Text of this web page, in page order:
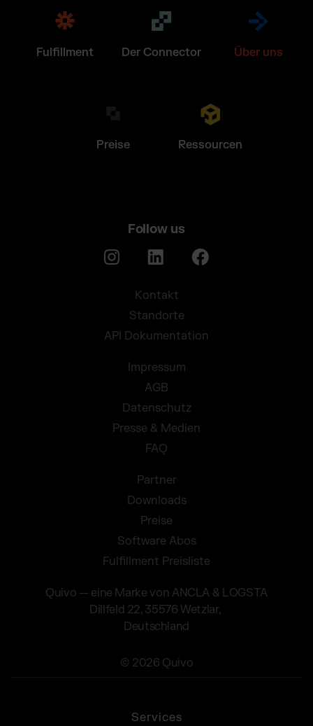
Fulfillment Der Connector Über uns
Preise Ressourcen
Follow us
Kontakt
Standorte
API Dokumentation
Impressum
AGB
Datenschutz
Presse & Medien
FAQ
Partner
Downloads
Preise
Software Abos
Fulfillment Preisliste
Quivo — eine Marke von ANCLA & LOGSTA
Dillfeld 22, 35576 Wetzlar,
Deutschland
© 2026 Quivo
Services